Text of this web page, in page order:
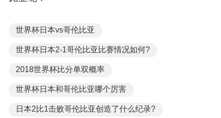
世界杯日本vs哥伦比亚
世界杯日本2-1哥伦比亚比赛情况如何?
2018世界杯比分单双概率
世界杯日本和哥伦比亚哪个厉害
日本2比1击败哥伦比亚创造了什么纪录?